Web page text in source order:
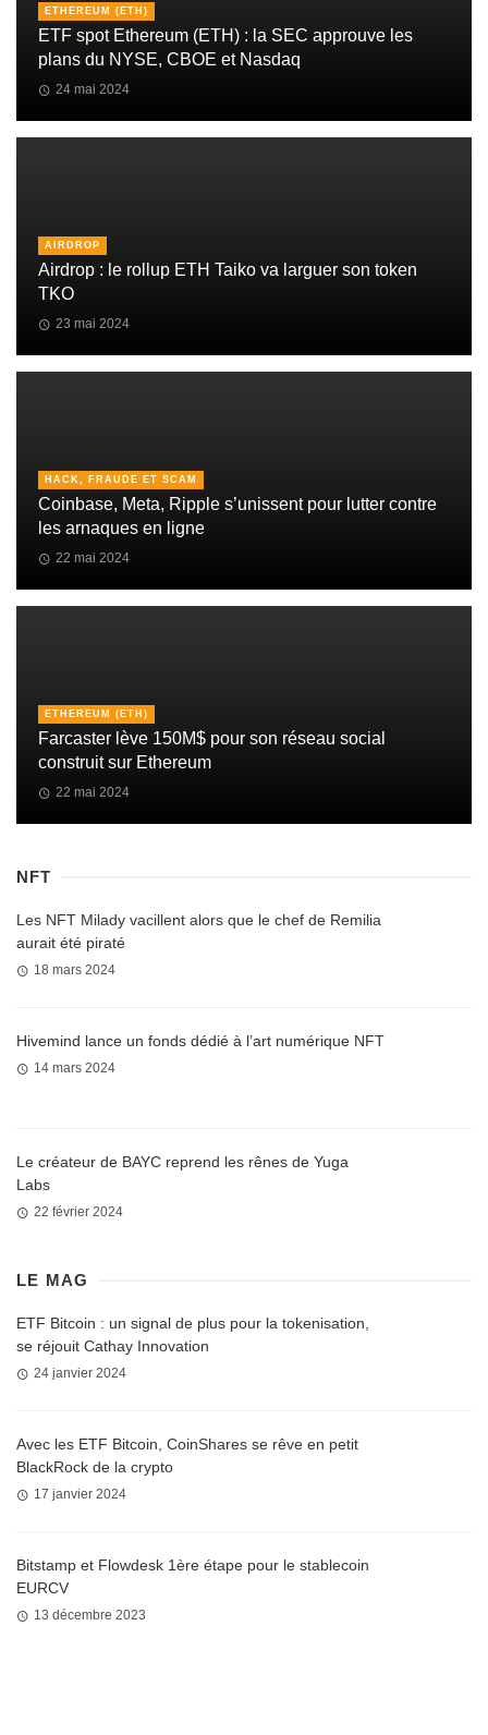
ETHEREUM (ETH)
ETF spot Ethereum (ETH) : la SEC approuve les
plans du NYSE, CBOE et Nasdaq
24 mai 2024
AIRDROP
Airdrop : le rollup ETH Taiko va larguer son token
TKO
23 mai 2024
HACK, FRAUDE ET SCAM
Coinbase, Meta, Ripple s’unissent pour lutter contre
les arnaques en ligne
22 mai 2024
ETHEREUM (ETH)
Farcaster lève 150M$ pour son réseau social
construit sur Ethereum
22 mai 2024
NFT
Les NFT Milady vacillent alors que le chef de Remilia
aurait été piraté
18 mars 2024
Hivemind lance un fonds dédié à l’art numérique NFT
14 mars 2024
Le créateur de BAYC reprend les rênes de Yuga
Labs
22 février 2024
LE MAG
ETF Bitcoin : un signal de plus pour la tokenisation,
se réjouit Cathay Innovation
24 janvier 2024
Avec les ETF Bitcoin, CoinShares se rêve en petit
BlackRock de la crypto
17 janvier 2024
Bitstamp et Flowdesk 1ère étape pour le stablecoin
EURCV
13 décembre 2023